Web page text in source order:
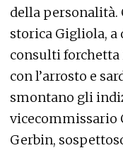
della personalità.
storica Gigliola,
consulti
con l’arrosto e
smontano gli
vicecommissario
Gerbin,